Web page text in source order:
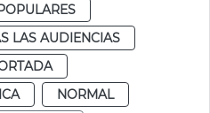
LAS AUDIENCIAS
NORMAL